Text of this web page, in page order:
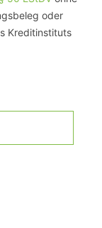
oder
Kreditinstituts